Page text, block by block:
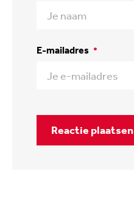
E-mailadres *
Reactie plaatsen